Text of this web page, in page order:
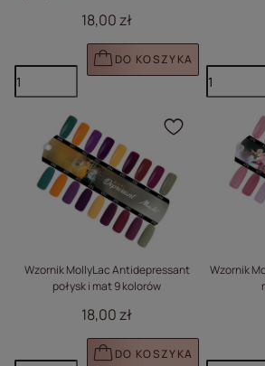
18,00 zł
DO KOSZYKA
Wzornik MollyLac Antidepressant
połysk i mat 9 kolorów
18,00 zł
DO KOSZYKA
Kliknij,
Wzornik